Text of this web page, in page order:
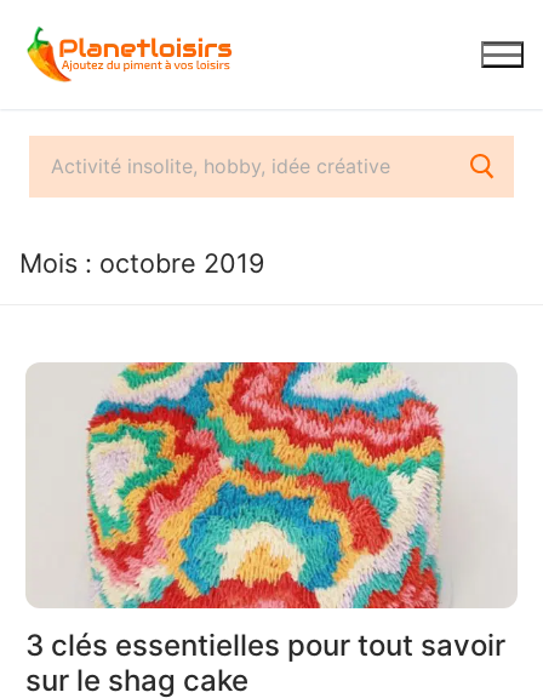
contenu
Mois : octobre 2019
3 clés essentielles pour tout savoir
sur le shag cake